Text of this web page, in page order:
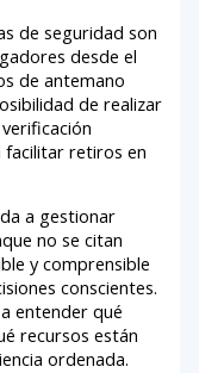
de seguridad son
desde el
de antemano
de realizar
facilitar retiros en
a gestionar
no se citan
y comprensible
conscientes.
entender qué
recursos están
ordenada.